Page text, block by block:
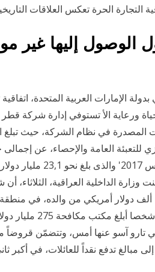
الوصول إليها غير
الإمارات العربية المتحدة،
ورعاية الأ تستوفي إدارة شركة قطر
المصدرة في نظام الشركة، حيث تبلغ
العامة والإحصاء، عن إجمالى
الداخلية العراقية، الثلاثاء،
الاتفاق مع أصدقائه للحصول على 100 ألف دولار أمريكي من
بغداد.وقال بيان لوزارة
تارو آسو عنها أمس، وتتضمّن
مبالغ تدفع نقداً للعائلات، في أكبر